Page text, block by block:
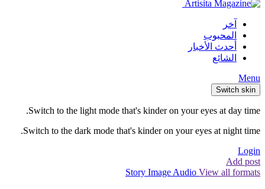
آخر
المحبوب
أحدث الأخبار
الشائع
Menu
Switch skin
Switch to the light mode that's kinder on your eyes at day time.
Switch to the dark mode that's kinder on your eyes at night time.
Login
Add post
Story Image Audio View all formats